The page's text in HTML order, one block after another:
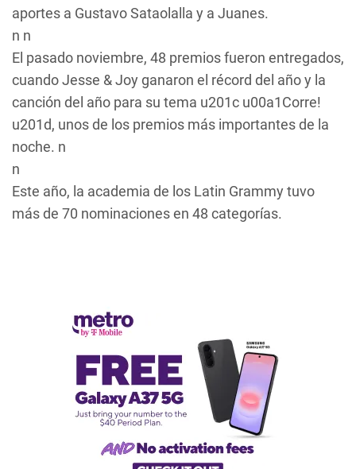
aportes a Gustavo Sataolalla y a Juanes.
n n
El pasado noviembre, 48 premios fueron entregados,
cuando Jesse & Joy ganaron el récord del año y la
canción del año para su tema u201c u00a1Corre!
u201d, unos de los premios más importantes de la
noche. n
n
Este año, la academia de los Latin Grammy tuvo
más de 70 nominaciones en 48 categorías.